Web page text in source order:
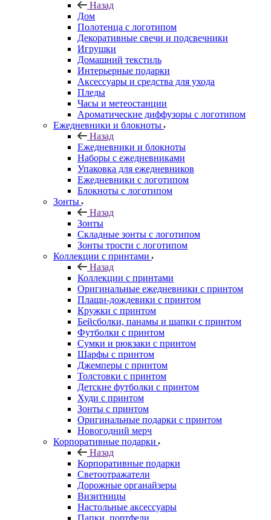
Назад
Дом
Полотенца с логотипом
Декоративные свечи и подсвечники
Игрушки
Домашний текстиль
Интерьерные подарки
Аксессуары и средства для ухода
Пледы
Часы и метеостанции
Ароматические диффузоры с логотипом
Ежедневники и блокноты
Назад
Ежедневники и блокноты
Наборы с ежедневниками
Упаковка для ежедневников
Ежедневники с логотипом
Блокноты с логотипом
Зонты
Назад
Зонты
Складные зонты с логотипом
Зонты трости с логотипом
Коллекции с принтами
Назад
Коллекции с принтами
Оригинальные ежедневники с принтом
Плащи-дождевики с принтом
Кружки с принтом
Бейсболки, панамы и шапки с принтом
Футболки с принтом
Сумки и рюкзаки с принтом
Шарфы с принтом
Джемперы с принтом
Толстовки с принтом
Детские футболки с принтом
Худи с принтом
Зонты с принтом
Оригинальные подарки с принтом
Новогодний мерч
Корпоративные подарки
Назад
Корпоративные подарки
Светоотражатели
Дорожные органайзеры
Визитницы
Настольные аксессуары
Папки, портфели